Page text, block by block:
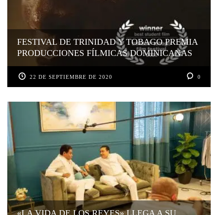
FESTIVAL DE TRINIDAD Y TOBAGO PREMIA
PRODUCCIONES FÍLMICAS DOMINICANAS
22 DE SEPTIEMBRE DE 2020 0
«LA VIDA DE LOS REYES» LLEGA A SU